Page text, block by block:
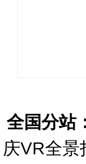
全国分站
庆VR全景